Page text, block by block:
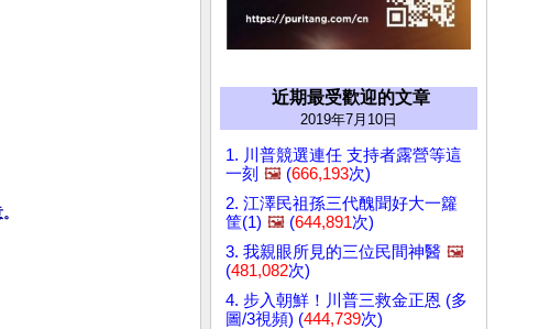
近期最受歡迎的文章
2019年7月10日
1. 川普競選連任 支持者露營等這
一刻 🖼️ (666,193次)
2. 江澤民祖孫三代醜聞好大一籮
筐(1) 🖼️ (644,891次)
3. 我親眼所見的三位民間神醫 🖼️
(481,082次)
4. 步入朝鮮！川普三救金正恩 (多
圖/3視頻) (444,739次)